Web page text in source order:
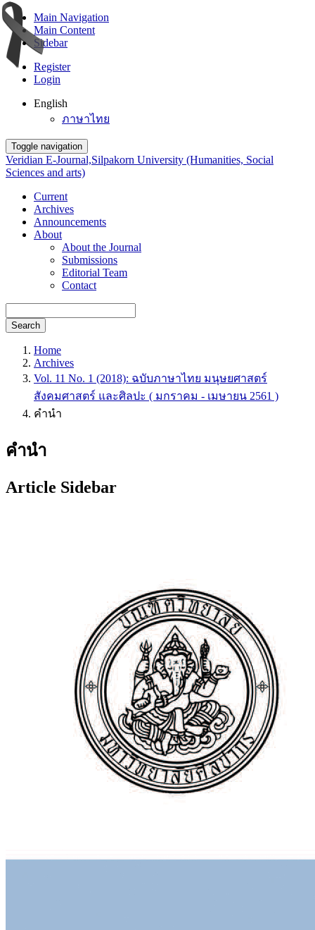
Main Navigation
Main Content
Sidebar
Register
Login
English
ภาษาไทย
Toggle navigation
Veridian E-Journal,Silpakorn University (Humanities, Social
Sciences and arts)
Current
Archives
Announcements
About
About the Journal
Submissions
Editorial Team
Contact
Search
Home
Archives
Vol. 11 No. 1 (2018): ฉบับภาษาไทย มนุษยศาสตร์
สังคมศาสตร์ และศิลปะ ( มกราคม - เมษายน 2561 )
คำนำ
คำนำ
Article Sidebar